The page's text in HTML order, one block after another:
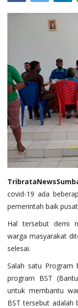
Mitra Polisi
covid-19 ada
pemerintah baik
Hal tersebut demi
warga masyarakat
selesai.
Salah satu Program
program BST
untuk membantu
BST tersebut adalah